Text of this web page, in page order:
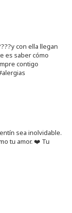
con ella llegan
es saber cómo
contigo
sea inolvidable.
tu amor. ❤️ Tu